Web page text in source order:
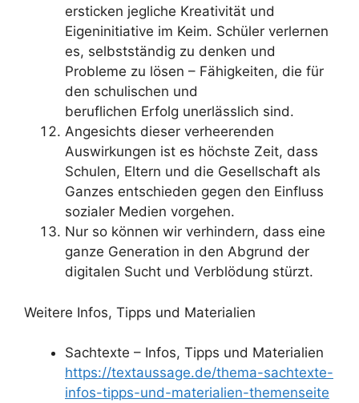
ersticken jegliche Kreativität und
Eigeninitiative im Keim. Schüler verlernen
es, selbstständig zu denken und
Probleme zu lösen – Fähigkeiten, die für
den schulischen und
beruflichen Erfolg unerlässlich sind.
Angesichts dieser verheerenden
Auswirkungen ist es höchste Zeit, dass
Schulen, Eltern und die Gesellschaft als
Ganzes entschieden gegen den Einfluss
sozialer Medien vorgehen.
Nur so können wir verhindern, dass eine
ganze Generation in den Abgrund der
digitalen Sucht und Verblödung stürzt.
Weitere Infos, Tipps und Materialien
Sachtexte – Infos, Tipps und Materialien
https://textaussage.de/thema-sachtexte-
infos-tipps-und-materialien-themenseite